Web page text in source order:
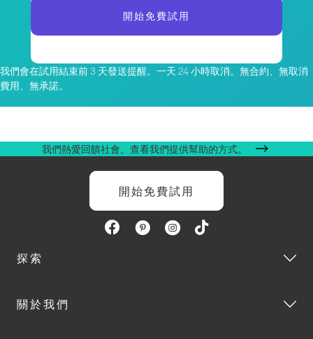
開始免費試用
我們會在試用結束前 3 天發送提醒。一天 24 小時取消。無合約、無取消
費用、無承諾。
我們熱愛回饋社會。查看我們提供幫助的方式。
開始免費試用
探索
關於我們